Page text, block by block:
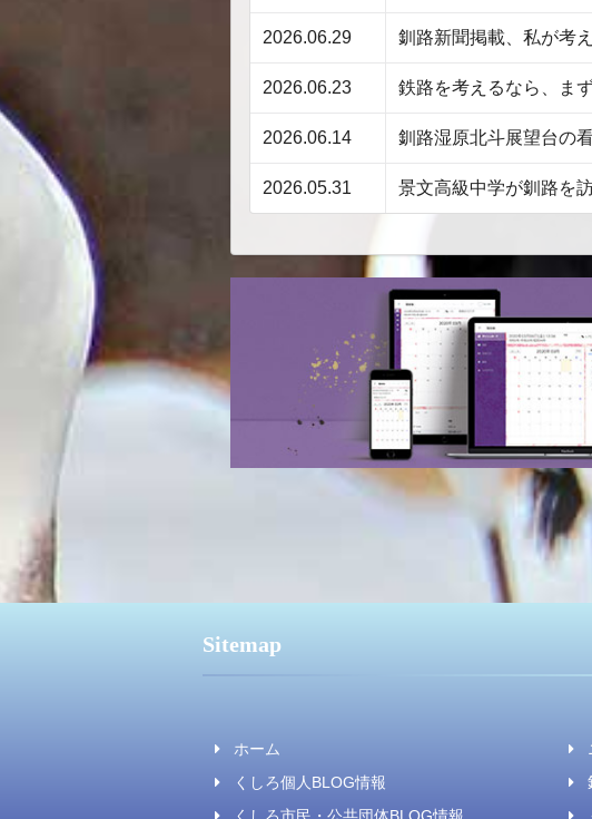
2026.06.29 釧路新聞掲載、私が考
2026.06.23 鉄路を考えるなら、ま
2026.06.14 釧路湿原北斗展望台の
2026.05.31 景文高級中学が釧路を
Sitemap
ホーム
くしろ個人BLOG情報
くしろ市民・公共団体BLOG情報